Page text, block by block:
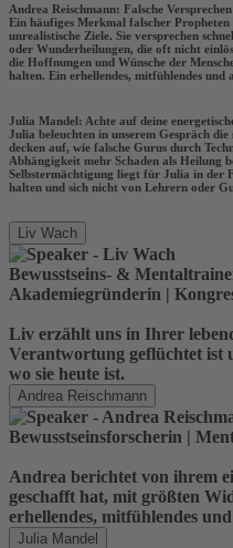
Andrea Reischmann: Falsche
Ein häufiges Merkmal falscher
unrealistische Ziele. Sie versprechen
oder Wunderheilungen, die oft nicht
die Hoffnungen und Wünsche der
halten. Ein erhellendes, mitfühlendes und
Julia Mandel: Achte auf deine
Julia beleuchten in unserem Gespräch
decken auf, wie falsche Gurus durch
Abhängigkeit mehr Schaden als Heilung
Selbstermächtigung liegt für Julia in der
halten und sich nicht von Lehrern oder
Liv Wach
Bewusstseins- &
Akademiegründerin |
Liv erzählt uns in Ihrer
Verantwortung geflüchtet ist
wo sie heute ist.
Andrea Reischmann
Bewusstseinsforscherin |
Andrea berichtet von ihrem
geschafft hat, mit größten
erhellendes, mitfühlendes
Julia Mandel